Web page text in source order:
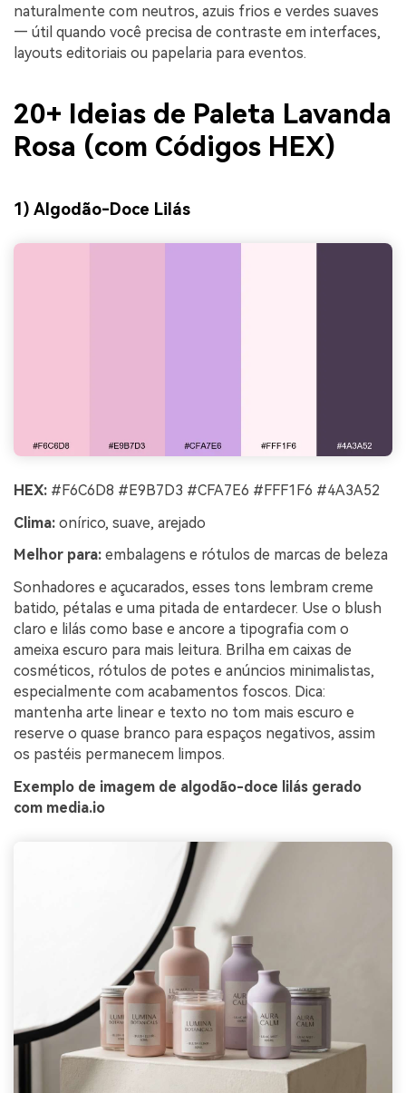
naturalmente com neutros, azuis frios e verdes suaves
— útil quando você precisa de contraste em interfaces,
layouts editoriais ou papelaria para eventos.
20+ Ideias de Paleta Lavanda
Rosa (com Códigos HEX)
1) Algodão-Doce Lilás
HEX: #F6C6D8 #E9B7D3 #CFA7E6 #FFF1F6 #4A3A52
Clima: onírico, suave, arejado
Melhor para: embalagens e rótulos de marcas de beleza
Sonhadores e açucarados, esses tons lembram creme
batido, pétalas e uma pitada de entardecer. Use o blush
claro e lilás como base e ancore a tipografia com o
ameixa escuro para mais leitura. Brilha em caixas de
cosméticos, rótulos de potes e anúncios minimalistas,
especialmente com acabamentos foscos. Dica:
mantenha arte linear e texto no tom mais escuro e
reserve o quase branco para espaços negativos, assim
os pastéis permanecem limpos.
Exemplo de imagem de algodão-doce lilás gerado
com media.io